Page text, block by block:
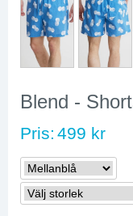
Blend -
Pris: 499 kr